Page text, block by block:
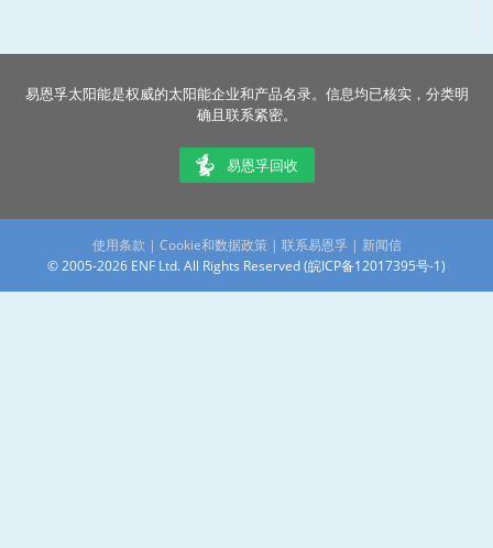
易恩孚太阳能是权威的太阳能企业和产品名录。信息均已核实，分类明
确且联系紧密。
易恩孚回收
使用条款 | Cookie和数据政策| 联系易恩孚 | 新闻信
© 2005-2026 ENF Ltd. All Rights Reserved (皖ICP备12017395号-1)